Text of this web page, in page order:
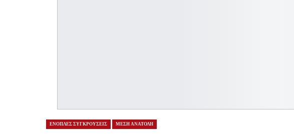
ΕΝΟΠΛΕΣ ΣΥΓΚΡΟΥΣΕΙΣ ΜΕΣΗ ΑΝΑΤΟΛΗ